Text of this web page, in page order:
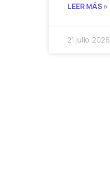
LEER MÁS »
21 julio, 2026